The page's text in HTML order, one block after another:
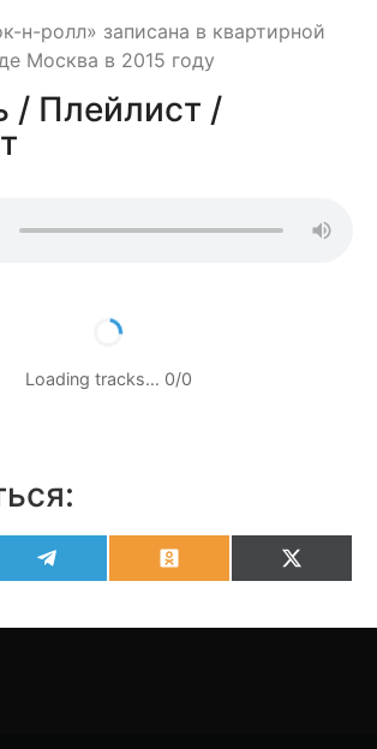
н-ролл» записана в квартирной
Москва в 2015 году
/ Плейлист /
Loading tracks… 0/0
OdnoklassnikiX